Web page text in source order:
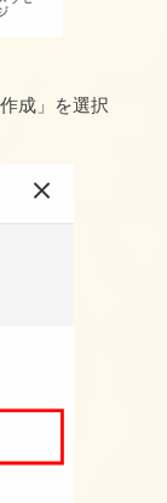
成」を選択